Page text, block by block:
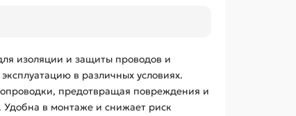
изоляции и защиты проводов и
в различных условиях.
предотвращая повреждения и
Удобна в монтаже и снижает риск